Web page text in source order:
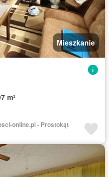
Mieszkanie
m²
online.pl - Prostokąt